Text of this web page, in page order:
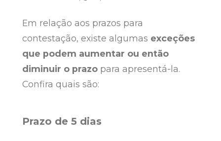
Em relação aos prazos para
contestação, existe algumas exceções
que podem aumentar ou então
diminuir o prazopara apresentá-la.
Confira quais são:
Prazo de 5 dias